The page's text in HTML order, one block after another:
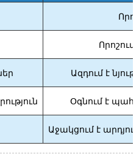
Ազդում է
Օգնում է
Աջակցում է